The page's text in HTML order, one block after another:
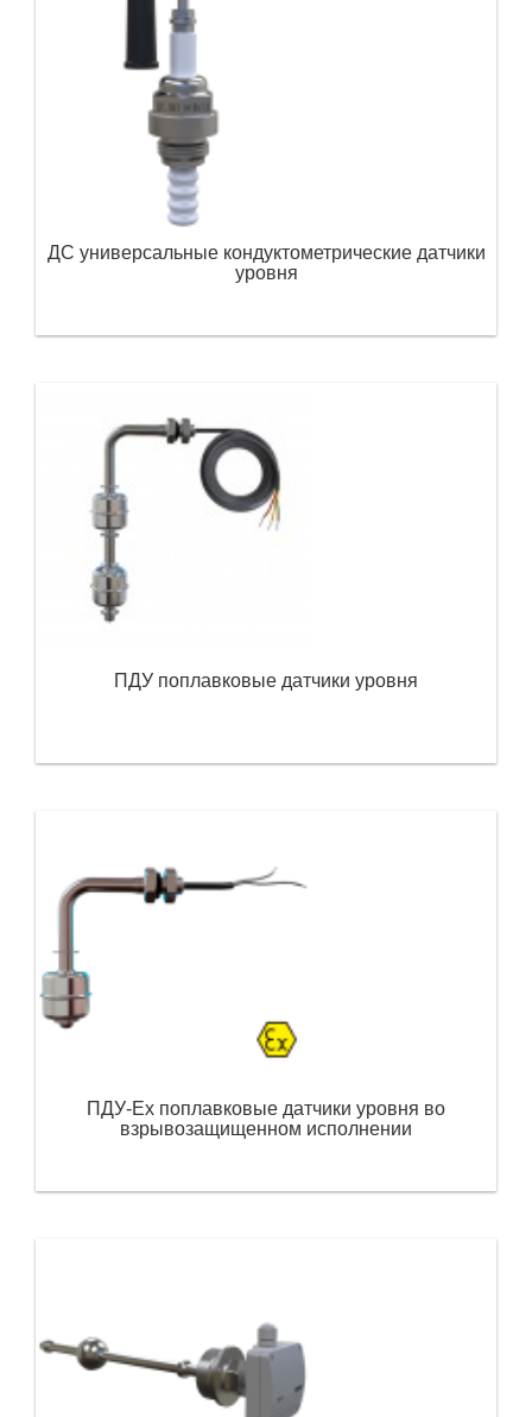
ДС универсальные кондуктометрические датчики
уровня
ПДУ поплавковые датчики уровня
ПДУ-Ex поплавковые датчики уровня во
взрывозащищенном исполнении